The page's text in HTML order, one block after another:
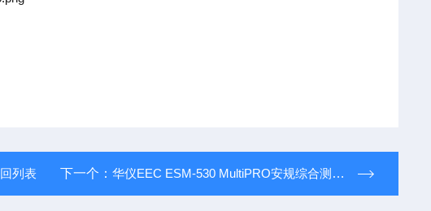
列表 下一个： 华仪EEC ESM-530 MultiPRO安规综合测试平台